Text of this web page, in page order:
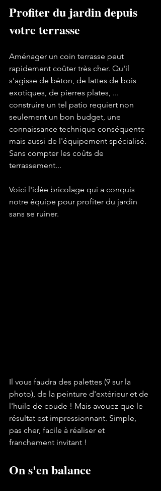
Profiter du jardin depuis
votre terrasse
Aménager un coin terrasse peut
rapidement coûter très cher. Qu'il
s'agisse de béton, de lattes de bois
exotiques, de pierres plates, ...
construire un tel patio requiert non
seulement un bon budget, une
connaissance technique conséquente
mais aussi de l'équipement spécialisé.
Sans compter les coûts de
terrassement...
Voici l'idée bricolage qui a conquis
notre équipe pour profiter du jardin
sans se ruiner.
Il vous faudra des palettes (9 sur la
photo), de la peinture d'extérieur et de
l'huile de coude ! Mais avouez que le
résultat est impressionnant. Simple,
pas cher, facile à réaliser et
On s'en balance